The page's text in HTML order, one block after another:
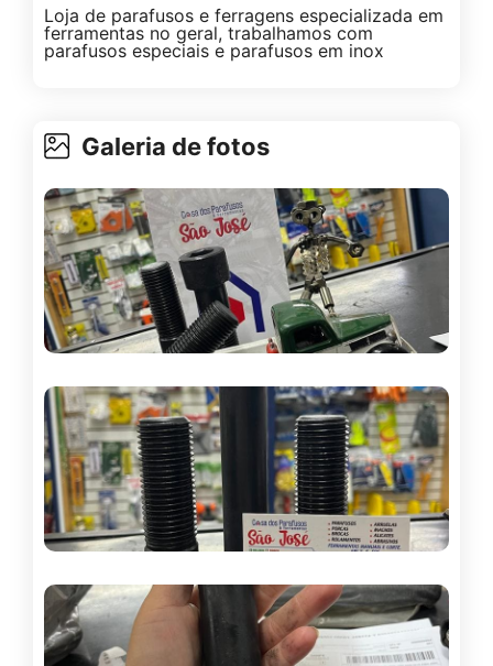
Loja de parafusos e ferragens especializada em
ferramentas no geral, trabalhamos com
parafusos especiais e parafusos em inox
Galeria de fotos